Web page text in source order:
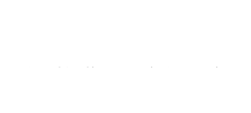
Guachipelín, Escazú, San José,